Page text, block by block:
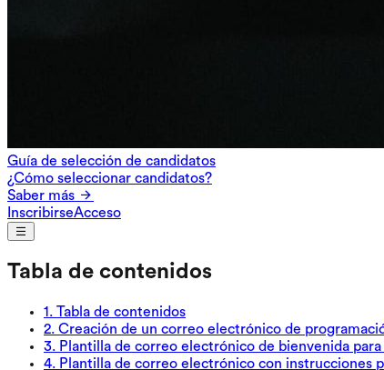
Guía de selección de candidatos
¿Cómo seleccionar candidatos?
Saber más
InscribirseAcceso
Tabla de contenidos
1 . Tabla de contenidos
2. Creación de un correo electrónico de
3. Plantilla de correo electrónico de bienvenida
4. Plantilla de correo electrónico con instrucciones